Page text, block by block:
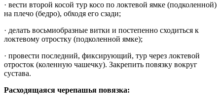
· вести второй косой тур косо по локтевой ямке (подколенной)
на плечо (бедро), обходя его сзади;
· делать восьмиобразные витки и постепенно сходиться к
локтевому отростку (подколенной ямке);
· провести последний, фиксирующий, тур через локтевой
отросток (коленную чашечку). Закрепить повязку вокруг
сустава.
Расходящаяся черепашья повязка: